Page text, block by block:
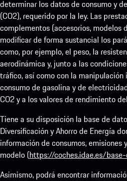
determinar los datos de consumo y
(CO2), requerido por la ley. Las
complementos (accesorios, modelos
modificar de forma sustancial los
como, por ejemplo, el peso, la
aerodinámica y, junto a las
tráfico, así como con la
consumo de gasolina y de
CO2 y a los valores de rendimiento
Tiene a su disposición la base de
Diversificación y Ahorro de Energía
información de consumos, emisiones
modelo (https://coches.idae.es/
Asimismo, podrá encontrar